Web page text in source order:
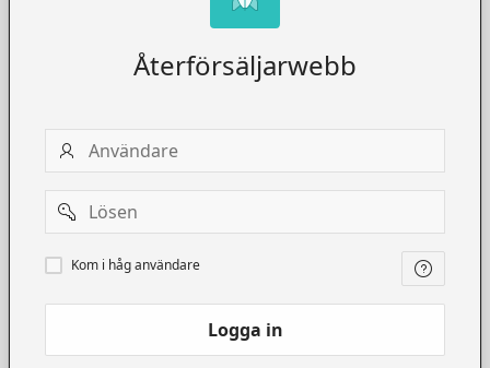
Återförsäljarwebb
Användare
Password
Kom
i
Kom i håg användare
Logga in